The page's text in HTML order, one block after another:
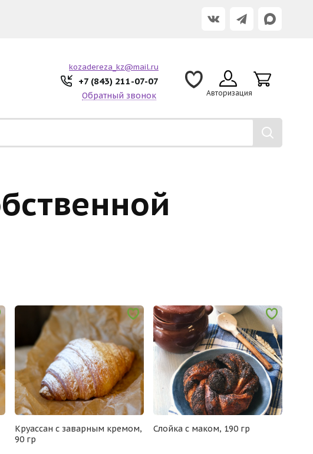
kozadereza_kz@mail.ru
+7 (843) 211-07-07
Обратный звонок Авторизация
Круассан с заварным кремом,
90 гр
Слойка с маком, 190 гр